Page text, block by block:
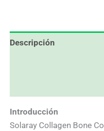
Descripción
Introducción
Solaray Collagen Bone